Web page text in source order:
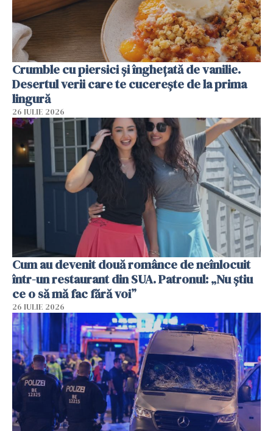
Crumble cu piersici și înghețată de vanilie.
Desertul verii care te cucerește de la prima
lingură
26 IULIE 2026
Cum au devenit două românce de neînlocuit
într-un restaurant din SUA. Patronul: „Nu știu
ce o să mă fac fără voi”
26 IULIE 2026